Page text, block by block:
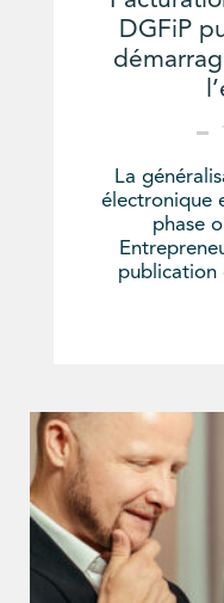
DGFiP
La
électronique
phase
publication